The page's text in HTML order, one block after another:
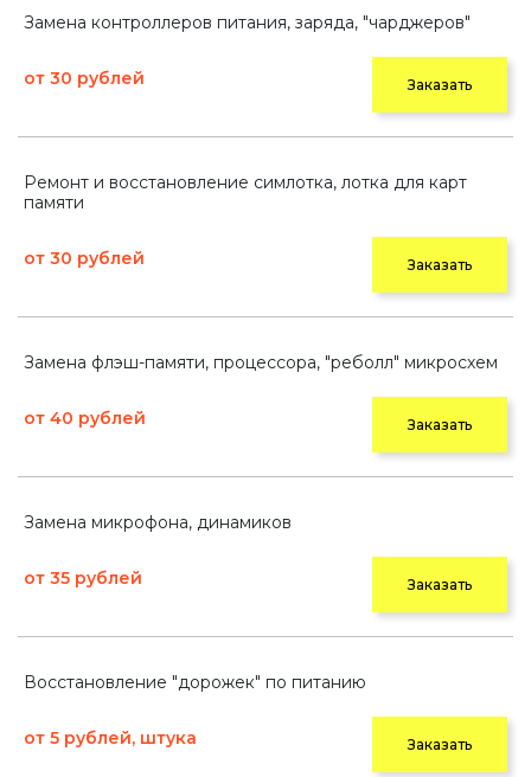
Замена контроллеров питания, заряда, "чарджеров"
от 30 рублей Заказать
Ремонт и восстановление симлотка, лотка для карт
памяти
от 30 рублей Заказать
Замена флэш-памяти, процессора, "реболл" микросхем
от 40 рублей Заказать
Замена микрофона, динамиков
от 35 рублей Заказать
Восстановление "дорожек" по питанию
от 5 рублей, штука Заказать